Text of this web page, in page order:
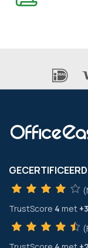
TrustScore 4 met